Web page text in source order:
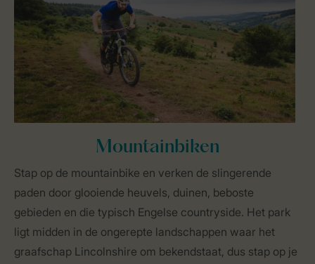
Mountainbiken
Stap op de mountainbike en verken de slingerende
paden door glooiende heuvels, duinen, beboste
gebieden en die typisch Engelse countryside. Het park
ligt midden in de ongerepte landschappen waar het
graafschap Lincolnshire om bekendstaat, dus stap op je